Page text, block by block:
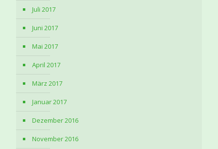
Juli 2017
Juni 2017
Mai 2017
April 2017
März 2017
Januar 2017
Dezember 2016
November 2016